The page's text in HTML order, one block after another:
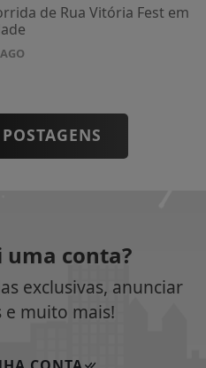
de Rua Vitória Fest em
uma conta?
exclusivas, anunciar
e muito mais!